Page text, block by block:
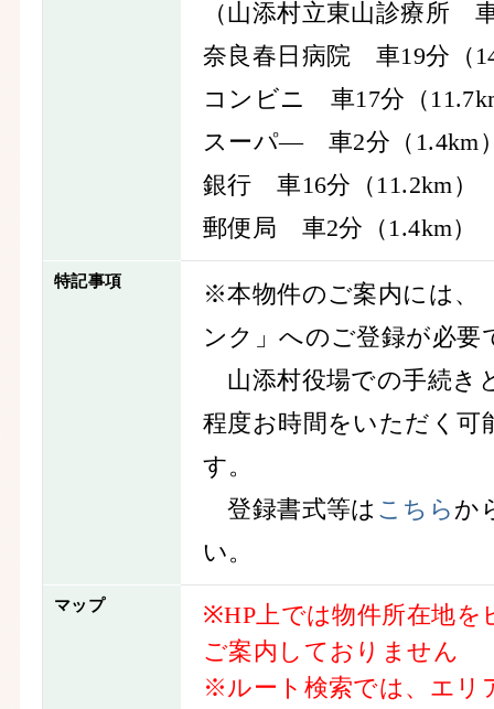
（山添村立東山診療所
奈良春日病院 車19分（
コンビニ 車17分（
スーパ― 車2分（1.4km
銀行 車16分（11.2km）
郵便局 車2分（1.4km）
特記事項
※本物件のご案内には、
ンク」へのご登録が必要
山添村役場での手続き
程度お時間をいただく可
す。
登録書式等は こちら か
い。
マップ
※HP上では物件所在地を
ご案内しておりません
※ルート検索では、エリ